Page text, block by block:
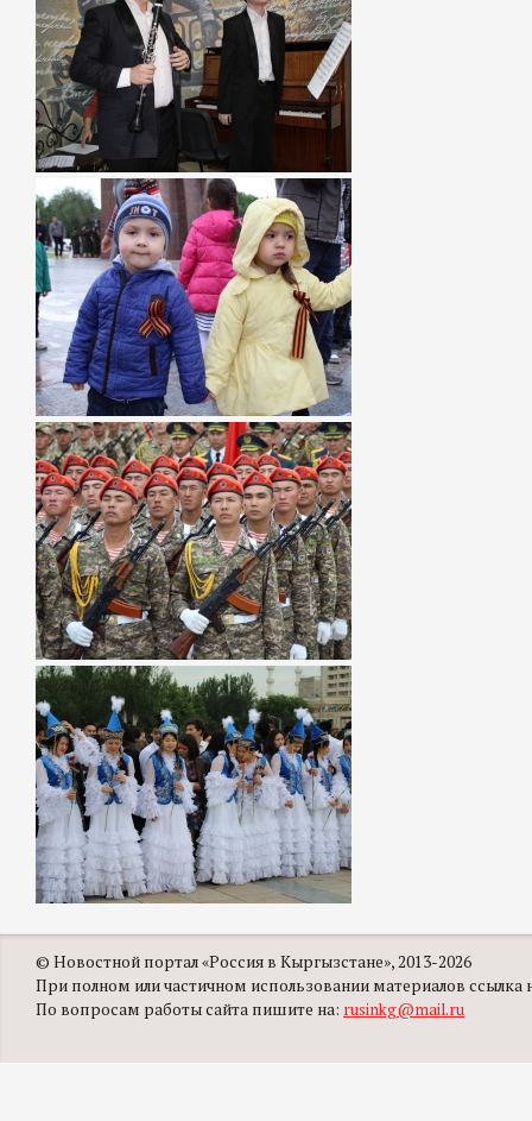
© Новостной портал «Россия в Кыргызстане», 2013-2026
При полном или частичном использовании материалов ссылка
По вопросам работы сайта пишите на: rusinkg@mail.ru